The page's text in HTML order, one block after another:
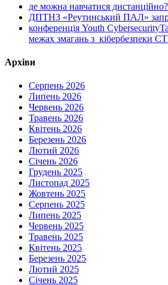
де можна навчатися дистанційно?
ДПТНЗ «Реутинський ПАЛ»
конференція Youth
межах змагань з кібербезпеки
Архіви
Серпень 2026
Липень 2026
Червень 2026
Травень 2026
Квітень 2026
Березень 2026
Лютий 2026
Січень 2026
Грудень 2025
Листопад 2025
Жовтень 2025
Серпень 2025
Липень 2025
Червень 2025
Травень 2025
Квітень 2025
Березень 2025
Лютий 2025
Січень 2025